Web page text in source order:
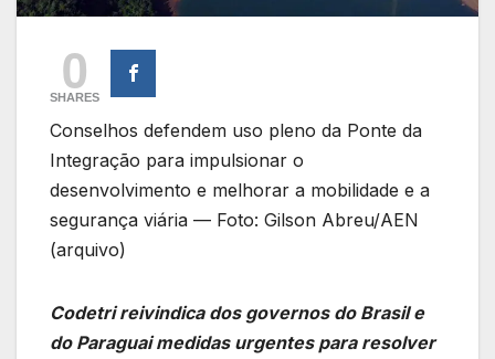
0
SHARES
Conselhos defendem uso pleno da Ponte da
Integração para impulsionar o
desenvolvimento e melhorar a mobilidade e a
segurança viária — Foto: Gilson Abreu/AEN
(arquivo)
Codetri reivindica dos governos do Brasil e
do Paraguai medidas urgentes para resolver